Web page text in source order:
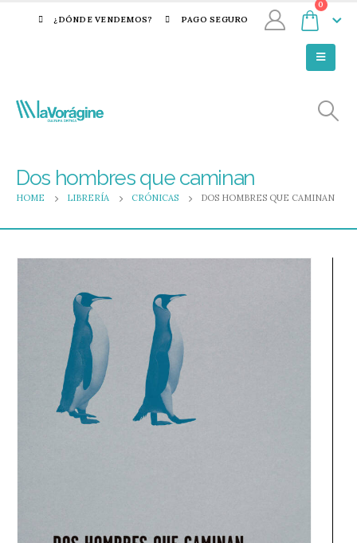
¿DÓNDE VENDEMOS? PAGO SEGURO
0
Dos hombres que caminan
HOME LIBRERÍA CRÓNICAS DOS HOMBRES QUE CAMINAN